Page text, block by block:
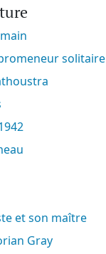
promeneur solitaire
et son maître
Gray